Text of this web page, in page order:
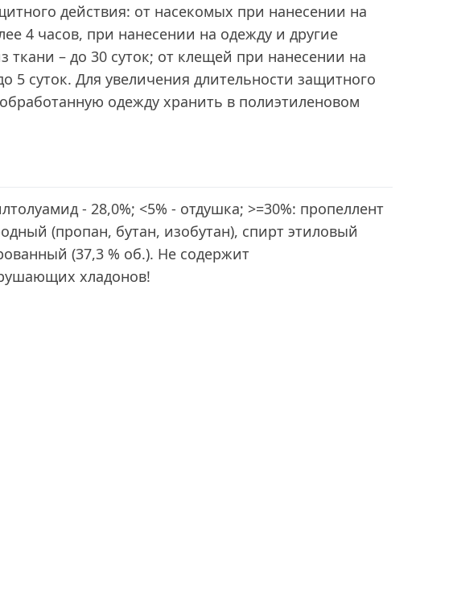
действия: от насекомых при нанесении на
4 часов, при нанесении на одежду и другие
ткани – до 30 суток; от клещей при нанесении на
5 суток. Для увеличения длительности защитного
одежду хранить в полиэтиленовом
- 28,0%; <5% - отдушка; >=30%: пропеллент
(пропан, бутан, изобутан), спирт этиловый
(37,3 % об.). Не содержит
хладонов!